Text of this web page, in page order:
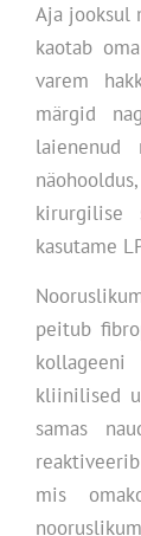
Aja jooksul
kaotab
varem
märgid
laienenud
kirurgilise
kasutame
peitub
kliinilised
samas
mis